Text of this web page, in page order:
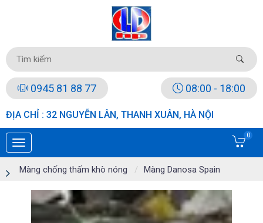
0945 81 88 77 08:00 - 18:00
ĐỊA CHỈ : 32 NGUYỄN LÂN, THANH XUÂN, HÀ NỘI
0
Màng chống thấm khò nóng Màng Danosa Spain